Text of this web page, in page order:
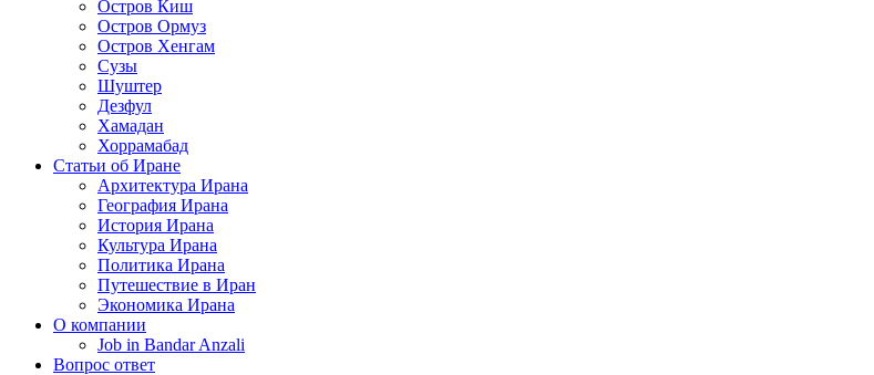
Остров Киш
Остров Ормуз
Остров Хенгам
Сузы
Шуштер
Дезфул
Хамадан
Хоррамабад
Статьи об Иране
Архитектура Ирана
География Ирана
История Ирана
Культура Ирана
Политика Ирана
Путешествие в Иран
Экономика Ирана
О компании
Job in Bandar Anzali
Вопрос ответ